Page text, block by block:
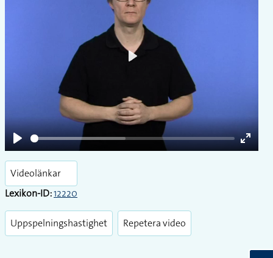
Play
Enter
Videolänkar
Lexikon-ID:12220
Uppspelningshastighet Repetera video